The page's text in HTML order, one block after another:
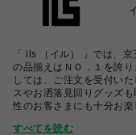
「 ils （イル） 」では、
の品揃えはＮＯ．１を誇
しては、ご注文を受付いたします。 ＰＯＲＴＥＲ以外で
スやお洒落見回りグッズ
性のお客さまにも十分お楽
すべてを読む